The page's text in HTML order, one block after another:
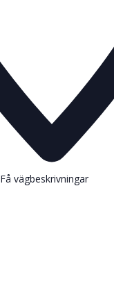
Få vägbeskrivningar